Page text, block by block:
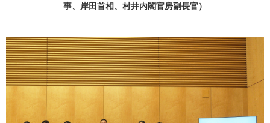
事、岸田首相、村井内閣官房副長官）​